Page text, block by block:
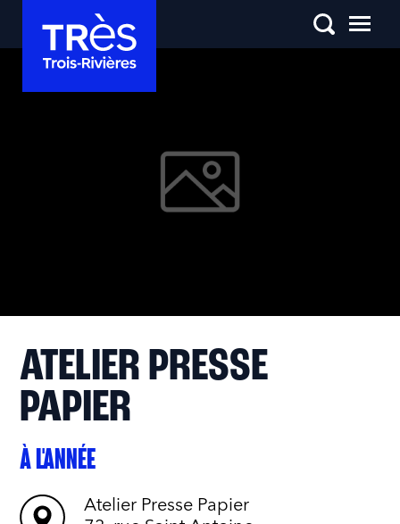
ATELIER PRESSE
PAPIER
À L'ANNÉE
Atelier Presse Papier